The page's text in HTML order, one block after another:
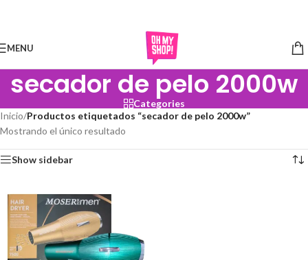
MENU
secador de pelo 2000w
Categories
Inicio/Productos etiquetados “secador de pelo 2000w”
Mostrando el único resultado
Show sidebar